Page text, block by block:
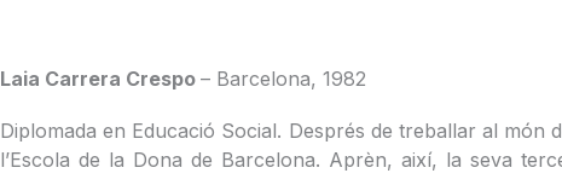
Laia Carrera Crespo – Barcelona, 1982
Diplomada en Educació Social. Després de treballar al món
l’Escola de la Dona de Barcelona. Aprèn, així, la seva